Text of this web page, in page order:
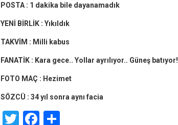
POSTA : 1 dakika bile dayanamadık
YENİ BİRLİK : Yıkıldık
TAKVİM : Milli kabus
FANATİK : Kara gece.. Yollar ayrılıyor.. Güneş batıyor!
FOTO MAÇ : Hezimet
SÖZCÜ : 34 yıl sonra aynı facia
TwitterFacebook
Share